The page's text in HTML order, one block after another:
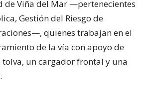
Viña del Mar —pertenecientes
Gestión del Riesgo de
quienes trabajan en el
de la vía con apoyo de
un cargador frontal y una